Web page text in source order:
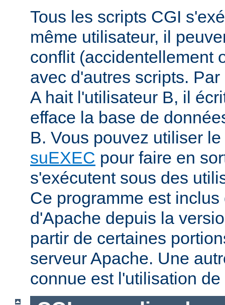
Tous les scripts CGI
même utilisateur, il
conflit (accidentellement
avec d'autres scripts.
A hait l'utilisateur B, il
efface la base de
B. Vous pouvez utiliser
suEXEC pour faire en
s'exécutent sous des
Ce programme est
d'Apache depuis la
partir de certaines
serveur Apache. Une
connue est l'utilisation de